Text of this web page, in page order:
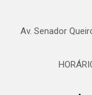
Av. Senador